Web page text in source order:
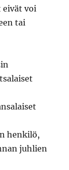
eivät voi
tai
henkilö,
juhlien